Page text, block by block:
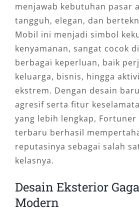
menjawab kebutuhan pasar
tangguh, elegan, dan
Mobil ini menjadi simbol
kenyamanan, sangat cocok
berbagai keperluan, baik
keluarga, bisnis, hingga
ekstrem. Dengan desain
agresif serta fitur
yang lebih lengkap, Fortuner
terbaru berhasil
reputasinya sebagai salah
kelasnya.
Desain Eksterior
Modern